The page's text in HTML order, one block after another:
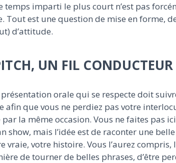
temps imparti le plus court n’est pas
Tout est une question de mise en forme,
d’attitude.
UN FIL CONDUCTEUR
orale qui se respecte doit
afin que vous ne perdiez pas votre
par la même occasion. Vous ne faites pas
show, mais l’idée est de raconter une
vraie, votre histoire. Vous l’aurez compris,
de tourner de belles phrases, d’être